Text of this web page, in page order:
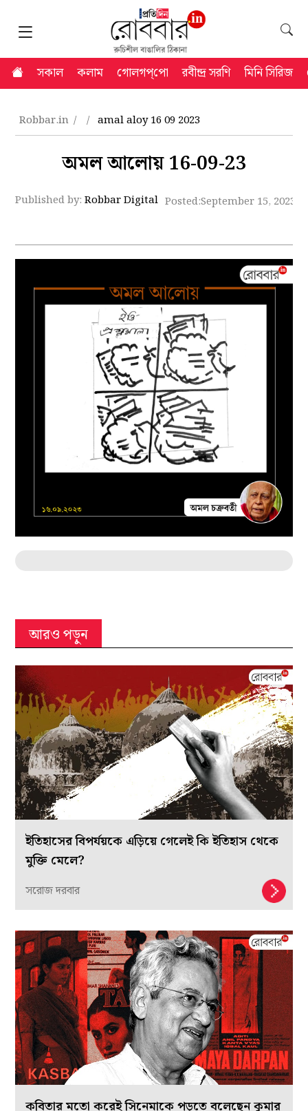
সকাল কলাম গোলগপ্‌পো রবীন্দ্র সরণি মিনি সিরিজ
Robbar.in amal aloy 16 09 2023
অমল আলোয় 16-09-23
Published by:Robbar Digital Posted:September 15, 2023
আরও পড়ুন
ইতিহাসের বিপর্যয়কে এড়িয়ে গেলেই কি ইতিহাস থেকে
মুক্তি মেলে?
সরোজ দরবার
কবিতার মতো করেই সিনেমাকে পড়তে বলেছেন কুমার